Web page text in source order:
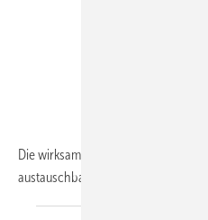
Die wirksame kommunikative
austauschbarer Angebote und der